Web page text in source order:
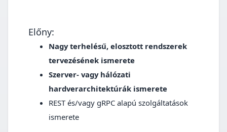
Előny:
Nagy terhelésű, elosztott rendszerek
tervezésének ismerete
Szerver‑ vagy hálózati
hardverarchitektúrák ismerete
REST és/vagy gRPC alapú szolgáltatások
ismerete